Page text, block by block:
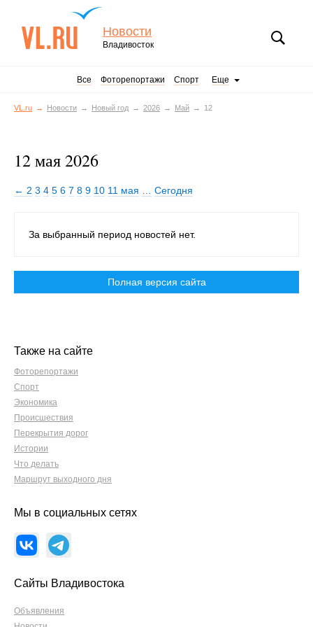
Новости
Владивосток
Все Фоторепортажи Спорт Еще
VL.ru Новости Новый год 2026 Май 12
12 мая 2026
← 2 3 4 5 6 7 8 9 10 11 мая Сегодня
За выбранный период новостей нет.
Полная версия сайта
Также на сайте
Фоторепортажи
Спорт
Экономика
Происшествия
Перекрытия дорог
Истории
Что делать
Маршрут выходного дня
Мы в социальных сетях
Сайты Владивостока
Объявления